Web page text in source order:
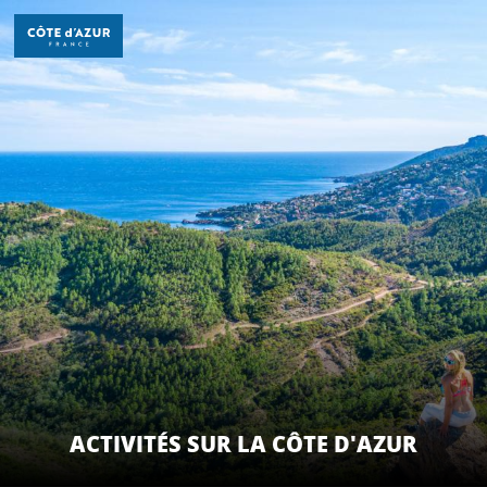
Aller
au
contenu
principal
DÉCOUVRIR
À FAIRE
SÉJOURNER
ACTIVITÉS SUR LA CÔTE D'AZUR